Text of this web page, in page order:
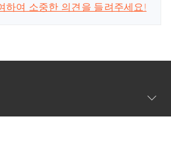
하여 소중한 의견을 들려주세요!